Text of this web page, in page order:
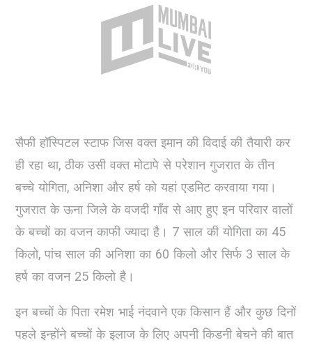
सैफी हॉस्पिटल स्टाफ जिस वक्त इमान की विदाई की तैयारी कर
ही रहा था, ठीक उसी वक्त मोटापे से परेशान गुजरात के तीन
बच्चे योगिता, अनिशा और हर्ष को यहां एडमिट करवाया गया।
गुजरात के ऊना जिले के वजदी गाँव से आए हुए इन परिवार वालों
के बच्चों का वजन काफी ज्यादा है। 7 साल की योगिता का 45
किलो, पांच साल की अनिशा का 60 किलो और सिर्फ 3 साल के
हर्ष का वजन 25 किलो है।
इन बच्चों के पिता रमेश भाई नंदवाने एक किसान हैं और कुछ दिनों
पहले इन्होंने बच्चों के इलाज के लिए अपनी किडनी बेचने की बात